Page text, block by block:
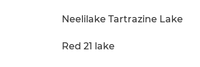
Neelilake Tartrazine Lake
Red 21 lake